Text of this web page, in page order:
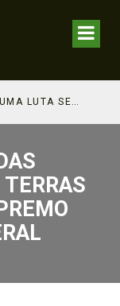
CINQUENTA ANOS DEPOIS DE SOWETO; UMA LUTA SEM DOCUMENTAÇÃO NÃO É UMA LUTA